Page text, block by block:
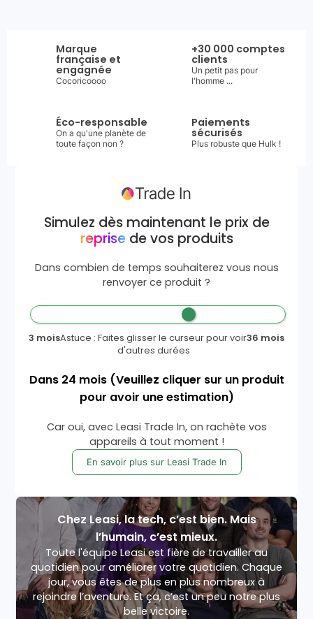
Marque
française et
engagnée
Cocoricoooo
+30 000 comptes
clients
Un petit pas pour
l'homme ...
Éco-responsable
On a qu'une planète de
toute façon non ?
Paiements
sécurisés
Plus robuste que Hulk !
Simulez dès maintenant le prix de
reprisede vos produits
Dans combien de temps souhaiterez vous nous
renvoyer ce produit ?
3 moisAstuce : Faites glisser le curseur pour voir
d'autres durées
36 mois
Dans 24 mois (Veuillez cliquer sur un produit
pour avoir une estimation)
Car oui, avec Leasi Trade In, on rachète vos
appareils à tout moment !
En savoir plus sur Leasi Trade In
Chez Leasi, la tech, c’est bien. Mais
l’humain, c’est mieux.
Toute l'équipe Leasi est fière de travailler au
quotidien pour améliorer votre quotidien. Chaque
jour, vous êtes de plus en plus nombreux à
rejoindre l’aventure. Et ça, c’est un peu notre plus
belle victoire.